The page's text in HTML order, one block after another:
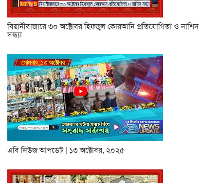
বিয়ানীবাজারে ৩০ অক্টোবর হিফজুল কোরআনি প্রতিযোগিতা ও নাশিদ
সন্ধ্যা
এবি নিউজ আপডেট | ১৩ অক্টোবর, ২০২৫